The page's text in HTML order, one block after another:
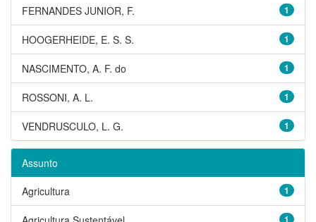
1
FERNANDES JUNIOR, F.
1
HOOGERHEIDE, E. S. S.
1
NASCIMENTO, A. F. do
1
ROSSONI, A. L.
1
VENDRUSCULO, L. G.
Assunto
1
Agricultura
1